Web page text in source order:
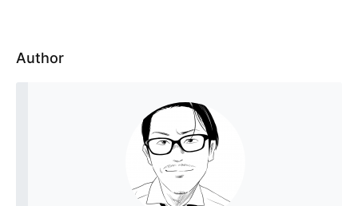
Author